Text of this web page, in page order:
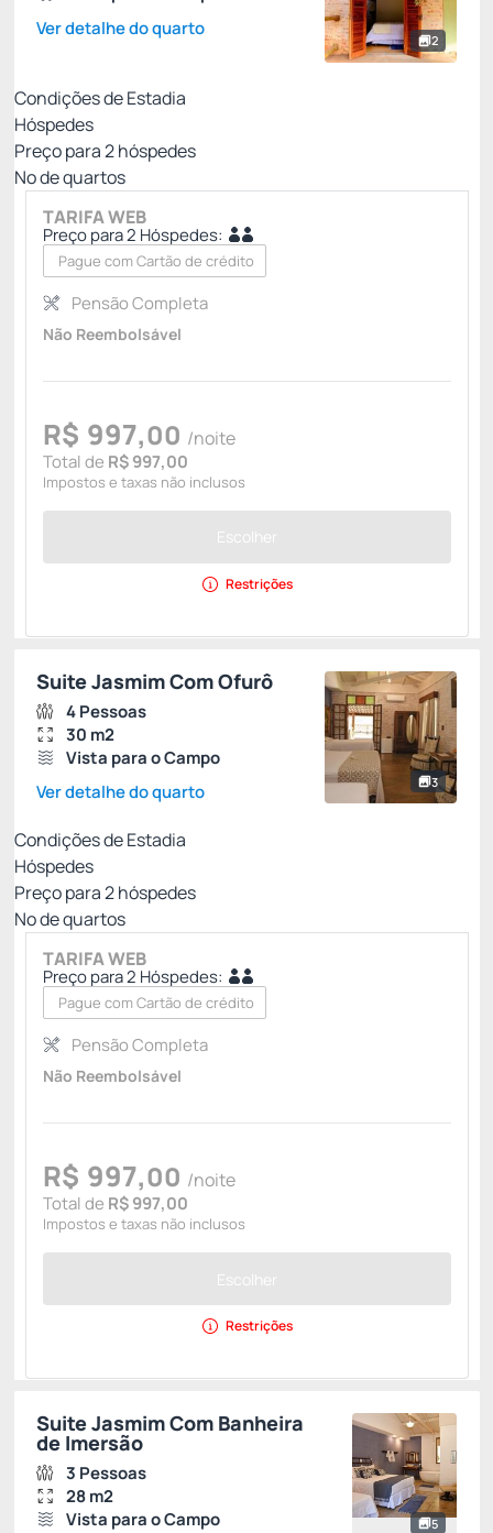
2
Ver detalhe do quarto
Condições de Estadia
Hóspedes
Preço para2hóspedes
Nº de quartos
TARIFA WEB
Preço para 2 Hóspedes:
Pague com Cartão de crédito
Pensão Completa
Não Reembolsável
R$ 997,00 /noite
Total de R$ 997,00
Impostos e taxas não inclusos
Escolher
Restrições
3
Suite Jasmim Com Ofurô
4 Pessoas
30 m2
Vista para o Campo
Ver detalhe do quarto
Condições de Estadia
Hóspedes
Preço para2hóspedes
Nº de quartos
TARIFA WEB
Preço para 2 Hóspedes:
Pague com Cartão de crédito
Pensão Completa
Não Reembolsável
R$ 997,00 /noite
Total de R$ 997,00
Impostos e taxas não inclusos
Escolher
Restrições
5
Suite Jasmim Com Banheira
de Imersão
3 Pessoas
28 m2
Vista para o Campo